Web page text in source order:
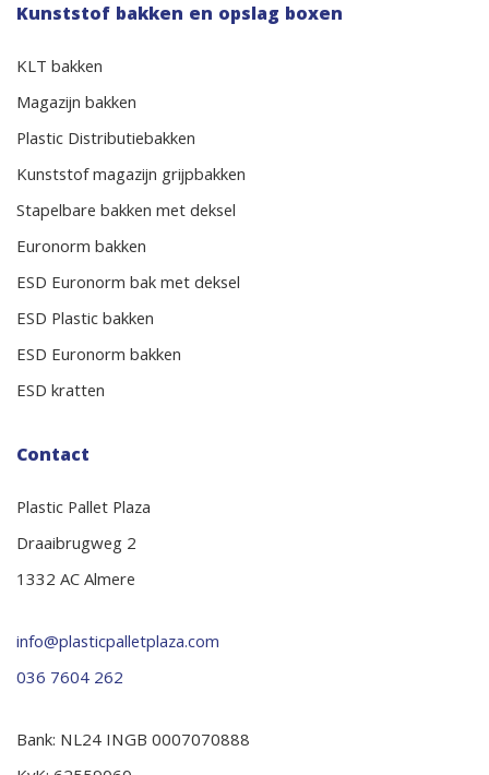
Kunststof bakken en opslag boxen
KLT bakken
Magazijn bakken
Plastic Distributiebakken
Kunststof magazijn grijpbakken
Stapelbare bakken met deksel
Euronorm bakken
ESD Euronorm bak met deksel
ESD Plastic bakken
ESD Euronorm bakken
ESD kratten
Contact
Plastic Pallet Plaza
Draaibrugweg 2
1332 AC Almere
info@plasticpalletplaza.com
036 7604 262
Bank: NL24 INGB 0007070888